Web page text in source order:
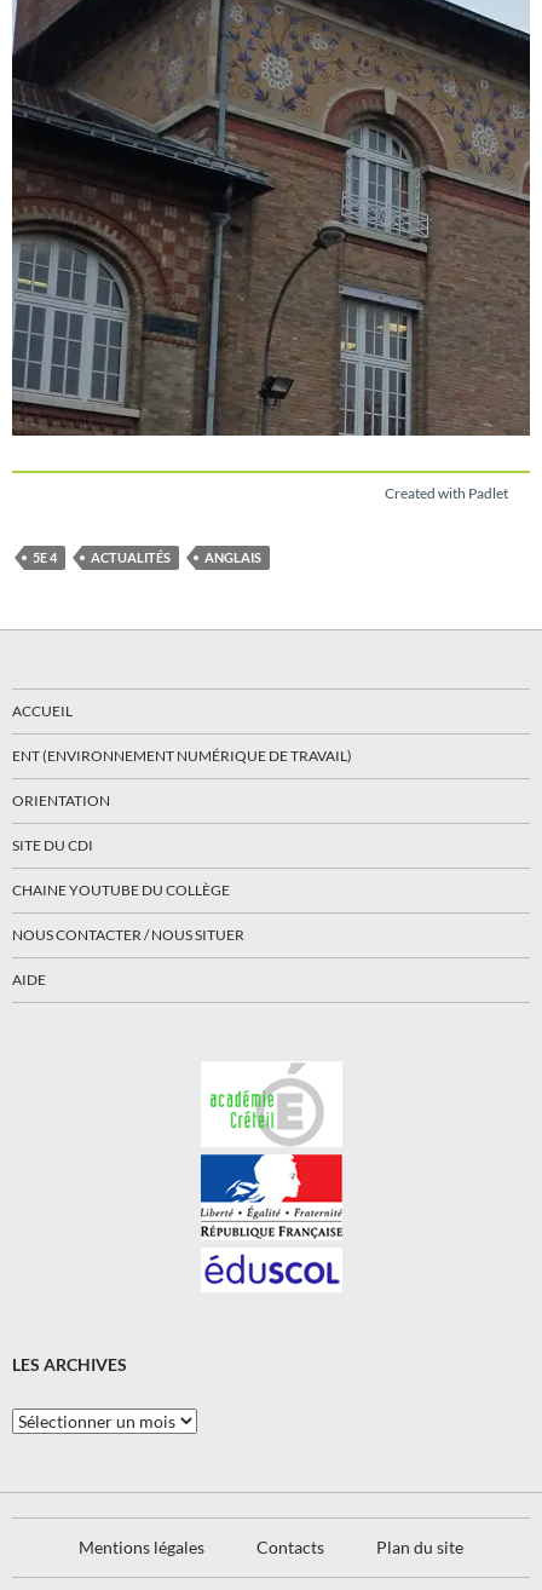
Created with Padlet
5E 4 ACTUALITÉS ANGLAIS
ACCUEIL
ENT (ENVIRONNEMENT NUMÉRIQUE DE TRAVAIL)
ORIENTATION
SITE DU CDI
CHAINE YOUTUBE DU COLLÈGE
NOUS CONTACTER / NOUS SITUER
AIDE
LES ARCHIVES
Les
Archives
Mentions légales Contacts Plan du site